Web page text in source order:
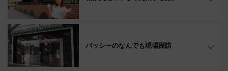
バッシーのなんでも現場探訪